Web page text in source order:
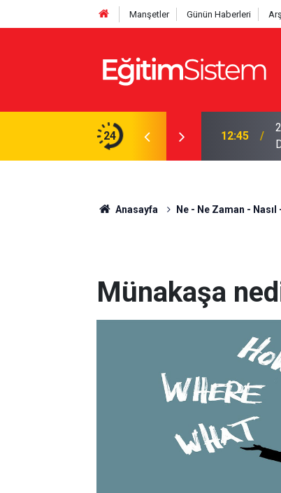
Manşetler Günün Haberleri
24
Belli Oldu: İki Program 500 Puanla
12:45
Anasayfa Ne - Ne Zaman -
Münakaşa